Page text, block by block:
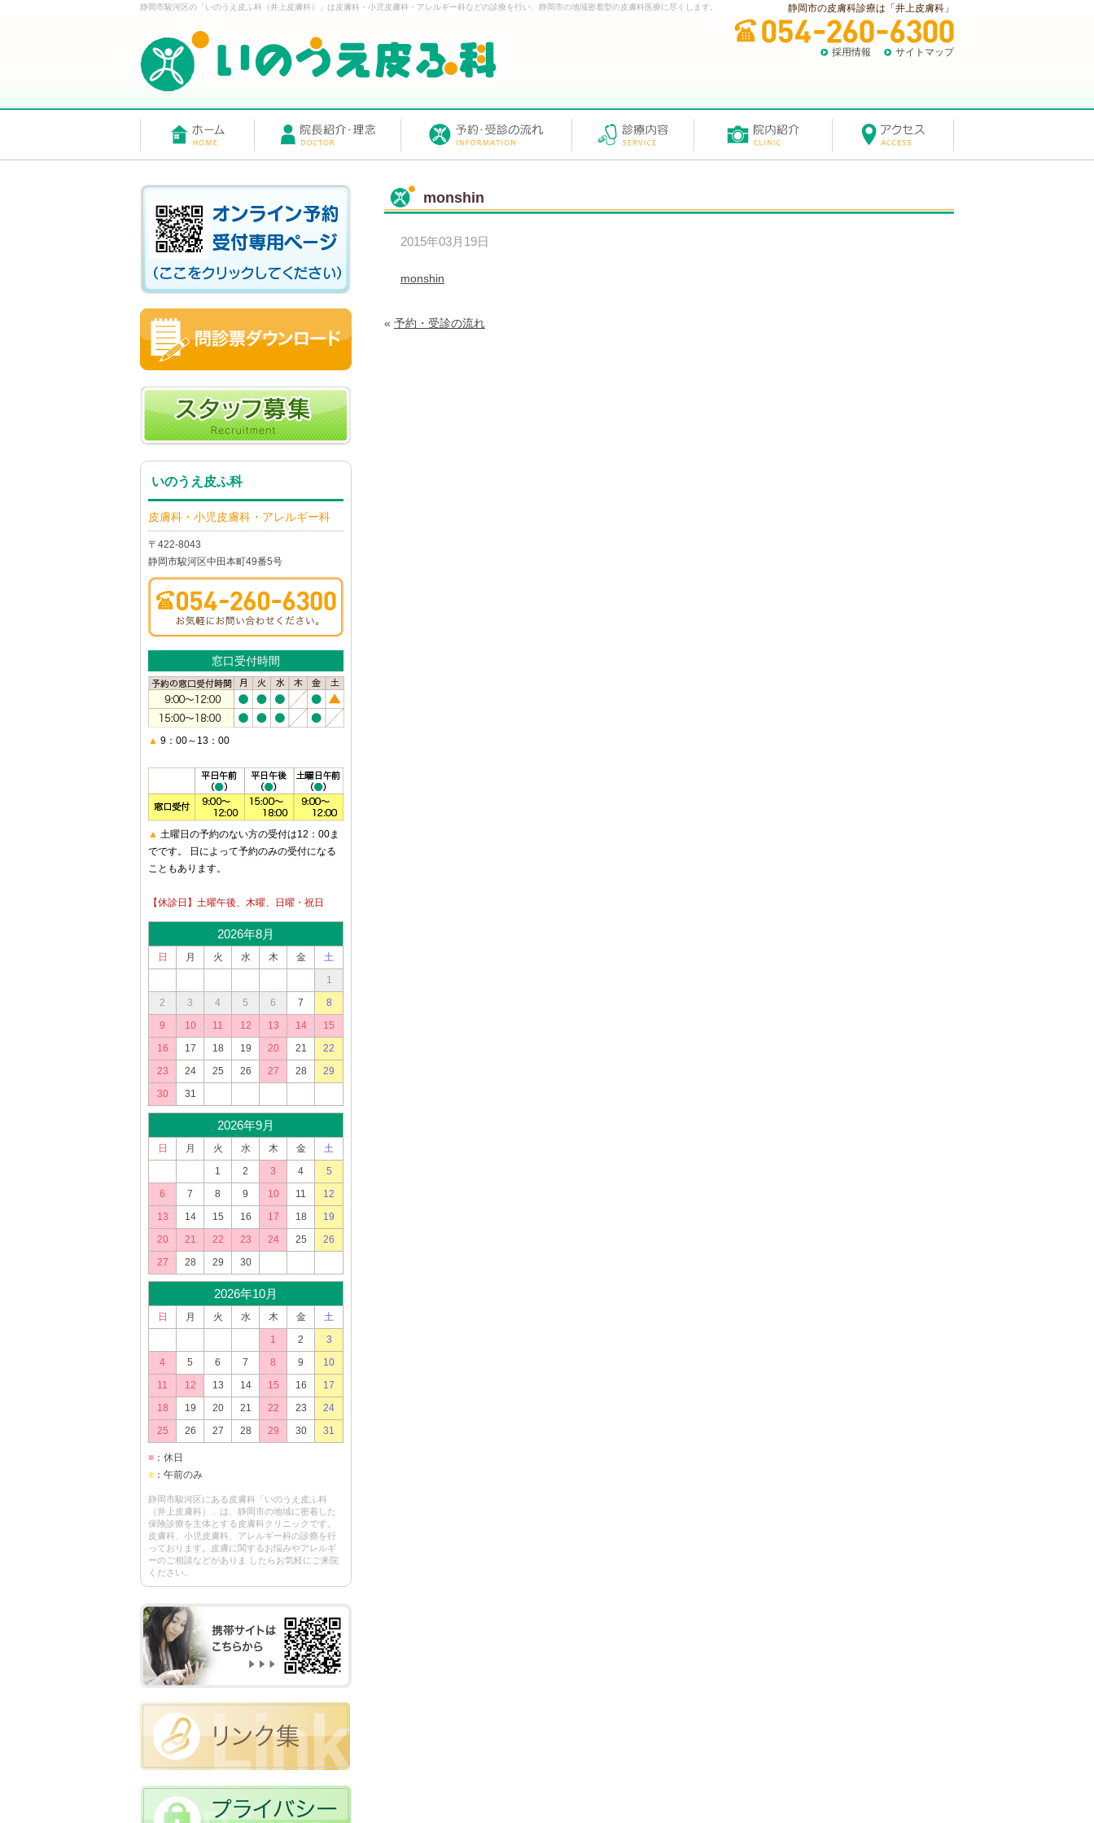
静岡市駿河区の「いのうえ皮ふ科（井上皮膚科）」は皮膚科・小児皮膚科・アレルギー科などの診療を行い、静岡市の地域密着型の皮膚科医療に尽くします。 静岡市の皮膚科診療は「井上皮膚科」
採用情報 サイトマップ
monshin
2015年03月19日
monshin
« 予約・受診の流れ
いのうえ皮ふ科
皮膚科・小児皮膚科・アレルギー科
〒422-8043
静岡市駿河区中田本町49番5号
窓口受付時間
▲ 9：00～13：00
▲ 土曜日の予約のない方の受付は12：00ま
でです。 日によって予約のみの受付になる
こともあります。
【休診日】土曜午後、木曜、日曜・祝日
2026年8月
日 月 火 水 木 金
土
1
2
3 4 5 6 7
8
9
10 11 12 13 14
15
16
17 18 19 20 21
22
23
24 25 26 27 28
29
30
31
2026年9月
日 月 火 水 木 金
土
1
2 3 4
5
6
7 8 9 10 11
12
13
14 15 16 17 18
19
20
21 22 23 24 25
26
27
28 29 30
2026年10月
日 月 火 水 木 金
土
1
2
3
4
5 6 7 8 9
10
11
12 13 14 15 16
17
18
19 20 21 22 23
24
25
26 27 28 29 30 31
■ ：休日
■ ：午前のみ
静岡市駿河区にある皮膚科「いのうえ皮ふ科
（井上皮膚科）」は、静岡市の地域に密着した
保険診療を主体とする皮膚科クリニックです。
皮膚科、小児皮膚科、アレルギー科の診療を行
っております。皮膚に関するお悩みやアレルギ
ーのご相談などがありま したらお気軽にご来院
ください。